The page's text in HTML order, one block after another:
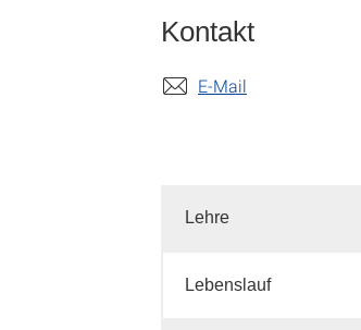
Kontakt
E-Mail
Lehre
Lebenslauf